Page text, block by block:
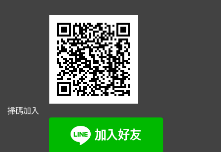
掃碼加入